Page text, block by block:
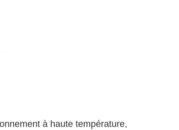
à haute température,